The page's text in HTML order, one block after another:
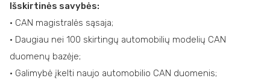
Išskirtinės savybės:
• CAN magistralės sąsaja;
• Daugiau nei 100 skirtingų automobilių modelių CAN
duomenų bazėje;
• Galimybė įkelti naujo automobilio CAN duomenis;